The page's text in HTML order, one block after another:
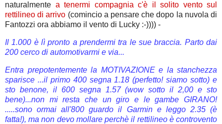
naturalmente a tenermi compagnia c'è il solito vento sul
rettilineo di arrivo (comincio a pensare che dopo la nuvola di
Fantozzi ora abbiamo il vento di Lucky :-)))) -
Il 1.000 è lì pronto a prendermi tra le sue braccia. Parto dai
200 cerco di automotivarmi e via...
Entra prepotentemente la MOTIVAZIONE e la stanchezza
sparisce ...il primo 400 segna 1.18 (perfetto! siamo sotto) e
sto benone, il 600 segna 1.57 (wow sotto il 2,00 e sto
bene)...non mi resta che un giro e le gambe GIRANO!
.....sono ormai all'800 guardo il Garmin e leggo 2.35 (è
fatta!), ma non devo mollare perchè il rettilineo è controvento